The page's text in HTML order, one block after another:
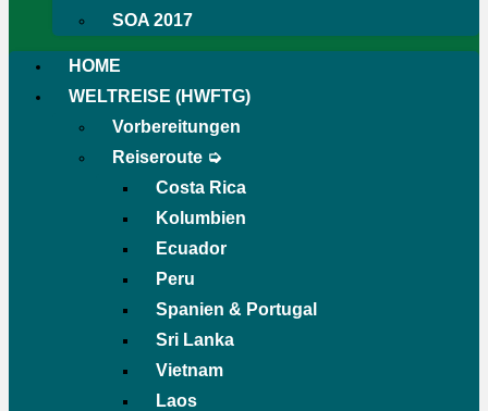
SOA 2017
HOME
WELTREISE (HWFTG)
Vorbereitungen
Reiseroute ➭
Costa Rica
Kolumbien
Ecuador
Peru
Spanien & Portugal
Sri Lanka
Vietnam
Laos